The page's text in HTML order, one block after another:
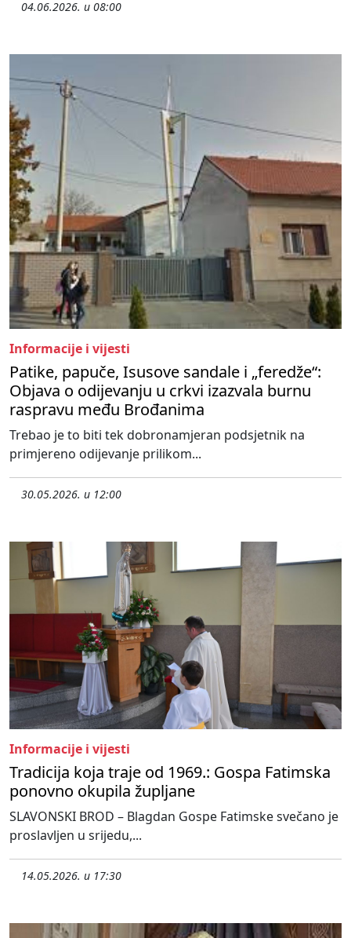
04.06.2026. u 08:00
Informacije i vijesti
Patike, papuče, Isusove sandale i „feredže“:
Objava o odijevanju u crkvi izazvala burnu
raspravu među Brođanima
Trebao je to biti tek dobronamjeran podsjetnik na
primjereno odijevanje prilikom...
30.05.2026. u 12:00
Informacije i vijesti
Tradicija koja traje od 1969.: Gospa Fatimska
ponovno okupila župljane
SLAVONSKI BROD – Blagdan Gospe Fatimske svečano je
proslavljen u srijedu,...
14.05.2026. u 17:30